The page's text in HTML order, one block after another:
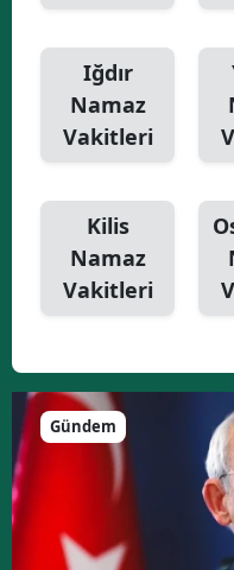
Iğdır
Namaz
Vakitleri
Kilis
Namaz
Vakitleri
Gündem